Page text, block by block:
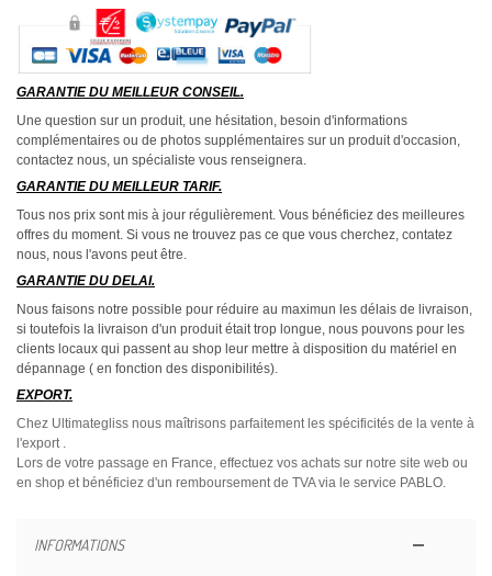
GARANTIE DU MEILLEUR CONSEIL.
Une question sur un produit, une hésitation, besoin d'informations
complémentaires ou de photos supplémentaires sur un produit d'occasion,
contactez nous, un spécialiste vous renseignera.
GARANTIE DU MEILLEUR TARIF.
Tous nos prix sont mis à jour régulièrement. Vous bénéficiez des meilleures
offres du moment. Si vous ne trouvez pas ce que vous cherchez, contatez
nous, nous l'avons peut être.
GARANTIE DU DELAI.
Nous faisons notre possible pour réduire au maximun les délais de livraison,
si toutefois la livraison d'un produit était trop longue, nous pouvons pour les
clients locaux qui passent au shop leur mettre à disposition du matériel en
dépannage ( en fonction des disponibilités).
EXPORT.
Chez Ultimategliss nous maîtrisons parfaitement les spécificités de la vente à
l'export .
Lors de votre passage en France, effectuez vos achats sur notre site web ou
en shop et bénéficiez d'un remboursement de TVA via le service PABLO.
INFORMATIONS